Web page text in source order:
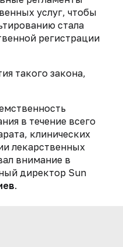
услуг, чтобы
стала
регистрации
такого закона,
в течение всего
клинических
лекарственных
внимание в
директор Sun
.